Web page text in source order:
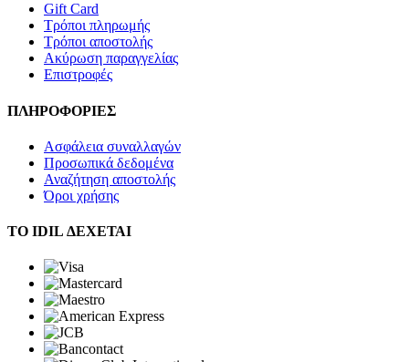
Gift Card
Τρόποι πληρωμής
Τρόποι αποστολής
Ακύρωση παραγγελίας
Επιστροφές
ΠΛΗΡΟΦΟΡΙΕΣ
Ασφάλεια συναλλαγών
Προσωπικά δεδομένα
Αναζήτηση αποστολής
Όροι χρήσης
ΤΟ IDIL ΔΕΧΕΤΑΙ